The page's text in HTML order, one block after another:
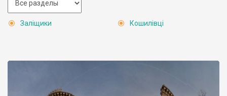
Заліщики Кошилівці